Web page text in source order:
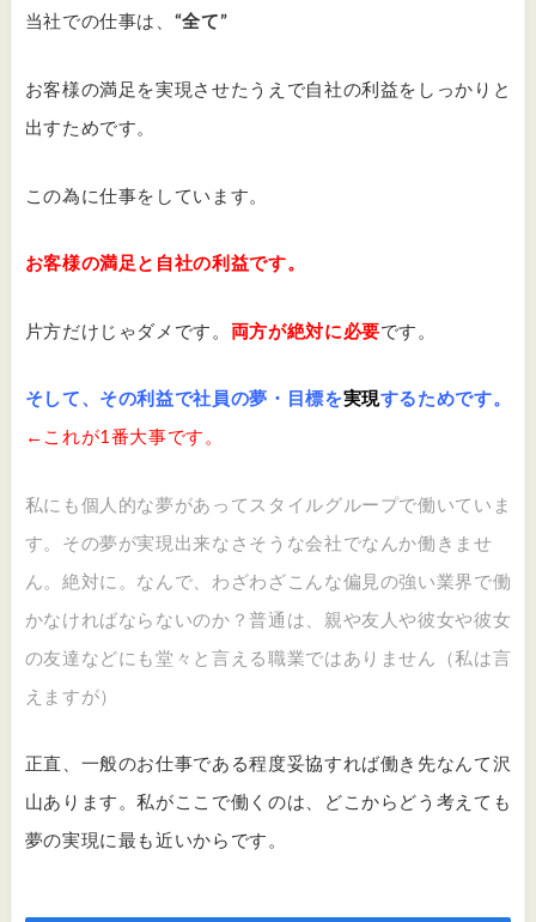
当社での仕事は、 “全て”
お客様の満足を実現させたうえで自社の利益をしっかりと
出すためです。
この為に仕事をしています。
お客様の満足と自社の利益です。
片方だけじゃダメです。 両方が絶対に必要です。
そして、その利益で社員の夢・目標を実現するためです。
←これが1番大事です。
私にも個人的な夢があってスタイルグループで働いていま
す。その夢が実現出来なさそうな会社でなんか働きませ
ん。絶対に。なんで、わざわざこんな偏見の強い業界で働
かなければならないのか？普通は、親や友人や彼女や彼女
の友達などにも堂々と言える職業ではありません（私は言
えますが）
正直、一般のお仕事である程度妥協すれば働き先なんて沢
山あります。私がここで働くのは、どこからどう考えても
夢の実現に最も近いからです。